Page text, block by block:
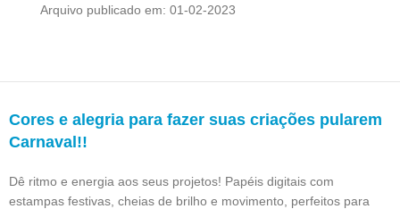
Arquivo publicado em: 01-02-2023
Cores e alegria para fazer suas criações pularem
Carnaval!!
Dê ritmo e energia aos seus projetos! Papéis digitais com
estampas festivas, cheias de brilho e movimento, perfeitos para